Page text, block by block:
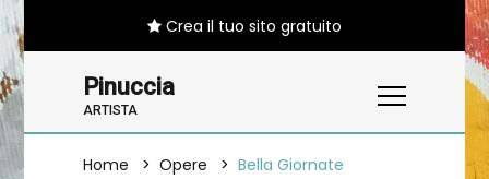
Crea il tuo sito gratuito
Pinuccia
ARTISTA
Home Opere Bella Giornate